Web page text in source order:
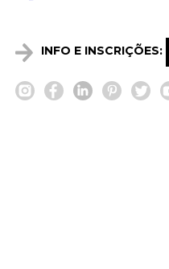
INFO E INSCRIÇÕES: